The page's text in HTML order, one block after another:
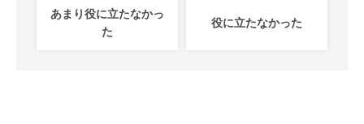
あまり役に立たなかっ
た
役に立たなかった